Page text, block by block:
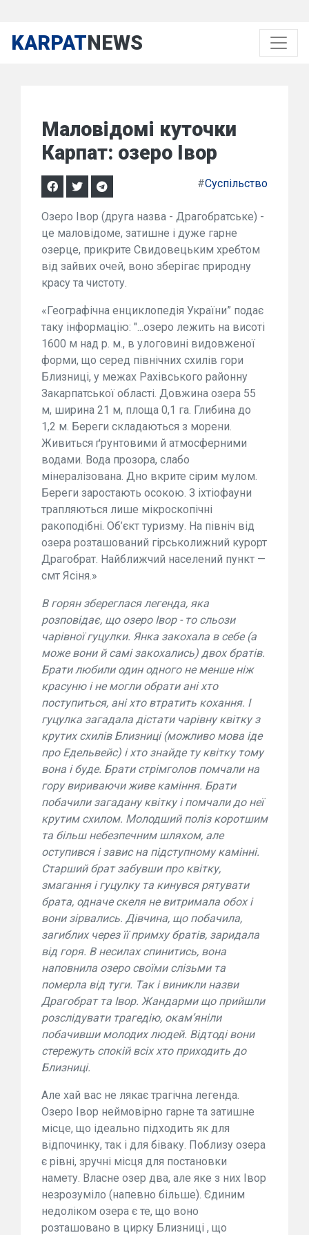
KARPATNEWS
Маловідомі куточки
Карпат: озеро Івор
#Суспільство
Озеро Івор (друга назва - Драгобратське) -
це маловідоме, затишне і дуже гарне
озерце, прикрите Свидовецьким хребтом
від зайвих очей, воно зберігає природну
красу та чистоту.
«Географічна енциклопедія України” подає
таку інформацію: "...озеро лежить на висоті
1600 м над р. м., в улоговині видовженої
форми, що серед північних схилів гори
Близниці, у межах Рахівського районну
Закарпатської області. Довжина озера 55
м, ширина 21 м, площа 0,1 га. Глибина до
1,2 м. Береги складаються з морени.
Живиться ґрунтовими й атмосферними
водами. Вода прозора, слабо
мінералізована. Дно вкрите сірим мулом.
Береги заростають осокою. З іхтіофауни
трапляються лише мікроскопічні
ракоподібні. Об’єкт туризму. На північ від
озера розташований гірськолижний курорт
Драгобрат. Найближчий населений пункт —
смт Ясіня.»
В горян збереглася легенда, яка
розповідає, що озеро Івор - то сльози
чарівної гуцулки. Янка закохала в себе (а
може вони й самі закохались) двох братів.
Брати любили один одного не менше ніж
красуню і не могли обрати ані хто
поступиться, ані хто втратить кохання. І
гуцулка загадала дістати чарівну квітку з
крутих схилів Близниці (можливо мова іде
про Едельвейс) і хто знайде ту квітку тому
вона і буде. Брати стрімголов помчали на
гору вириваючи живе каміння. Брати
побачили загадану квітку і помчали до неї
крутим схилом. Молодший поліз коротшим
та більш небезпечним шляхом, але
оступився і завис на підступному камінні.
Старший брат забувши про квітку,
змагання і гуцулку та кинувся рятувати
брата, одначе скеля не витримала обох і
вони зірвались. Дівчина, що побачила,
загиблих через її примху братів, заридала
від горя. В несилах спинитись, вона
наповнила озеро своїми слізьми та
померла від туги. Так і виникли назви
Драгобрат та Івор. Жандарми що прийшли
розслідувати трагедію, окам’яніли
побачивши молодих людей. Відтоді вони
стережуть спокій всіх хто приходить до
Близниці.
Але хай вас не лякає трагічна легенда.
Озеро Івор неймовірно гарне та затишне
місце, що ідеально підходить як для
відпочинку, так і для біваку. Поблизу озера
є рівні, зручні місця для постановки
намету. Власне озер два, але яке з них Івор
незрозуміло (напевно більше). Єдиним
недоліком озера є те, що воно
розташовано в цирку Близниці , що